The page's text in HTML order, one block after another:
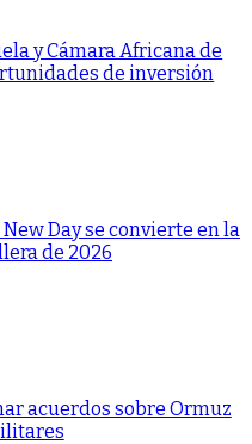
y Cámara Africana de
de inversión
Day se convierte en la
de 2026
acuerdos sobre Ormuz